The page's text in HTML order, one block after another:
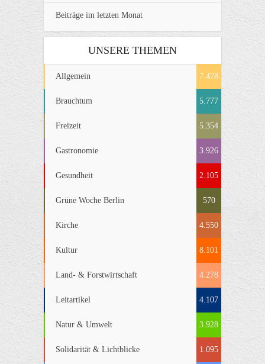
Beiträge im letzten Monat
UNSERE THEMEN
Allgemein 7.478
Brauchtum 5.777
Freizeit 5.354
Gastronomie 3.926
Gesundheit 2.105
Grüne Woche Berlin 570
Kirche 4.550
Kultur 8.101
Land- & Forstwirtschaft 4.278
Leitartikel 4.107
Natur & Umwelt 3.928
Solidarität & Lichtblicke 1.095